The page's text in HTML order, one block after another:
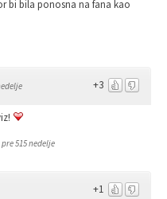
bi bila ponosna na fana kao
+3
515 nedelje
+1